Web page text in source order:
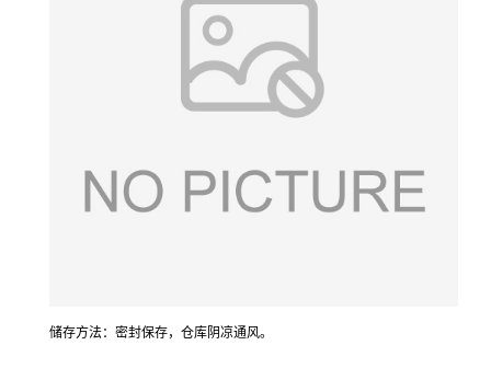
储存方法：密封保存，仓库阴凉通风。